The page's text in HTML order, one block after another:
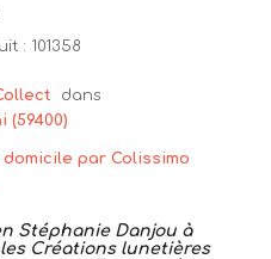
: 101358
dans
(59400)
par Colissimo
Stéphanie Danjou à
Créations lunetières